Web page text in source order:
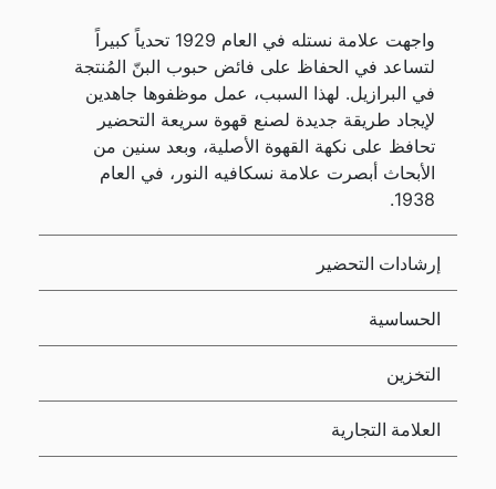
واجهت علامة نستله في العام 1929 تحدياً كبيراً
لتساعد في الحفاظ على فائض حبوب البنّ المُنتجة
في البرازيل. لهذا السبب، عمل موظفوها جاهدين
لإيجاد طريقة جديدة لصنع قهوة سريعة التحضير
تحافظ على نكهة القهوة الأصلية، وبعد سنين من
الأبحاث أبصرت علامة نسكافيه النور، في العام
1938.
إرشادات التحضير
الحساسية
التخزين
العلامة التجارية